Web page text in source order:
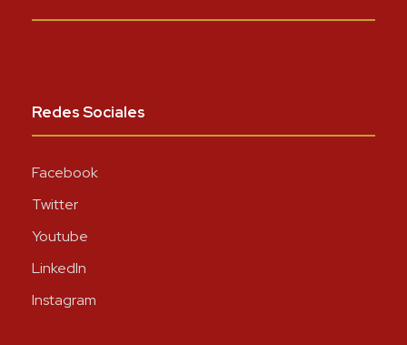
Redes Sociales
Facebook
Twitter
Youtube
LinkedIn
Instagram